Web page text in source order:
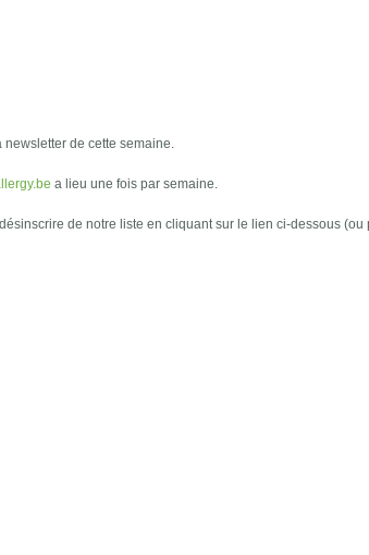
de cette semaine.
a lieu une fois par semaine.
de notre liste en cliquant sur le lien ci-dessous (ou